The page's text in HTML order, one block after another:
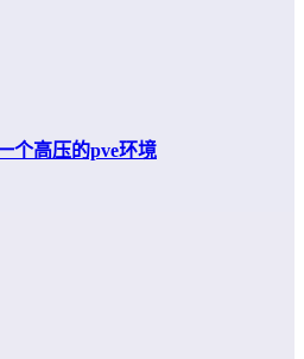
个高压的pve环境